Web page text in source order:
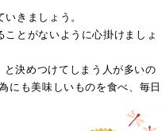
きましょう。
とがないように心掛けましょ
と決めつけてしまう人が多いの
にも美味しいものを食べ、毎日